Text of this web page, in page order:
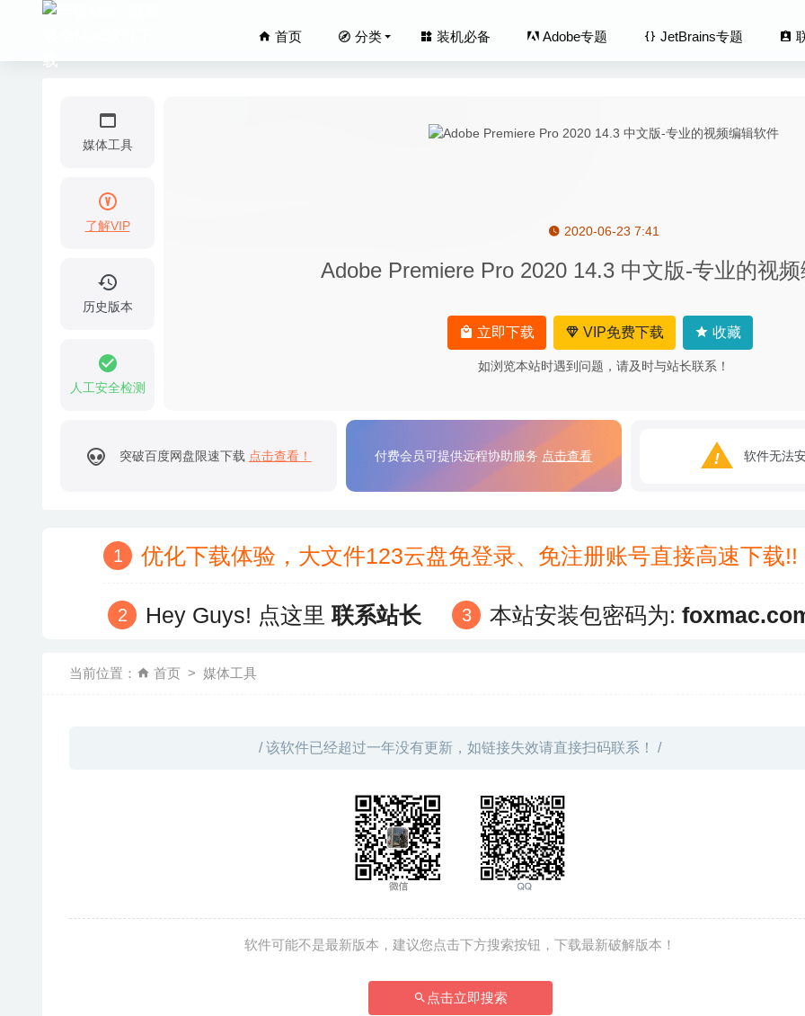
首页 分类 装机必备 Adobe专题 JetBrains专题
媒体工具
了解VIP
历史版本
人工安全检测
2020-06-23 7:41
Adobe Premiere Pro 2020 14.3 中文版-专业的视
立即下载 VIP免费下载 收藏
如浏览本站时遇到问题，请及时与站长联系！
突破百度网盘限速下载 点击查看！ 付费会员可提供远程协助服务 点击查看 软件无法
优化下载体验，大文件123云盘免登录、免注册账号直接高速下
Hey Guys! 点这里联系站长 本站安装包密码为:
当前位置： 首页 媒体工具
/ 该软件已经超过一年没有更新，如链接失效请直接扫码联系！ /
软件可能不是最新版本，建议您点击下方搜索按钮，下载最新破解版本！
点击立即搜索
TwistedWave 1.23.1 for Mac- 简单易用的音频编辑软件 2020-04-06
Delicious Library 3.9.3 – 优秀的个人媒体信息管理工具 2021-01-24
Notability 4.2.4 中文版-功能强大的备注记录工具 2020-06-26